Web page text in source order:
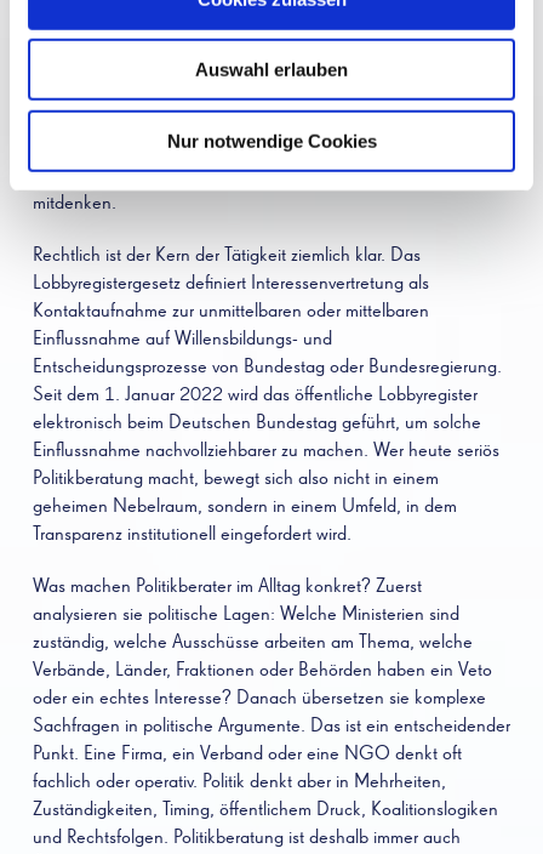
Auswahl erlauben
Nur notwendige Cookies
die Boulevard-Version. In der Realität arbeiten sie an der
Schnittstelle vonPolitik, Verwaltung, Wirtschaft,
Verbänden, Stiftungen, NGOs und Öffentlichkeit
ihres Auftraggebers wahren, zugleich aber das Gemeinwohl
und transparente Regeln professioneller Interessenvertretung
mitdenken.
Rechtlich ist der Kern der Tätigkeit ziemlich klar. Das
Lobbyregistergesetz definiert Interessenvertretung als
Kontaktaufnahme zur unmittelbaren oder mittelbaren
Einflussnahme auf Willensbildungs- und
Entscheidungsprozesse von Bundestag oder Bundesregierung.
Seit dem 1. Januar 2022 wird das öffentliche Lobbyregister
elektronisch beim Deutschen Bundestag geführt, um solche
Einflussnahme nachvollziehbarer zu machen. Wer heute seriös
Politikberatung macht, bewegt sich also nicht in einem
geheimen Nebelraum, sondern in einem Umfeld, in dem
Transparenz institutionell eingefordert wird.
Was machen Politikberater im Alltag konkret? Zuerst
analysieren sie politische Lagen: Welche Ministerien sind
zuständig, welche Ausschüsse arbeiten am Thema, welche
Verbände, Länder, Fraktionen oder Behörden haben ein Veto
oder ein echtes Interesse? Danach übersetzen sie komplexe
Sachfragen in politische Argumente. Das ist ein entscheidender
Punkt. Eine Firma, ein Verband oder eine NGO denkt oft
fachlich oder operativ. Politik denkt aber in Mehrheiten,
Zuständigkeiten, Timing, öffentlichem Druck, Koalitionslogiken
und Rechtsfolgen. Politikberatung ist deshalb immer auch